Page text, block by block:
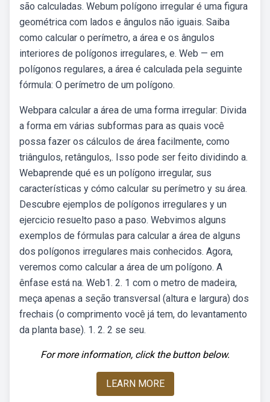
são calculadas. Webum polígono irregular é uma figura
geométrica com lados e ângulos não iguais. Saiba
como calcular o perímetro, a área e os ângulos
interiores de polígonos irregulares, e. Web — em
polígonos regulares, a área é calculada pela seguinte
fórmula: O perímetro de um polígono.
Webpara calcular a área de uma forma irregular: Divida
a forma em várias subformas para as quais você
possa fazer os cálculos de área facilmente, como
triângulos, retângulos,. Isso pode ser feito dividindo a.
Webaprende qué es un polígono irregular, sus
características y cómo calcular su perímetro y su área.
Descubre ejemplos de polígonos irregulares y un
ejercicio resuelto paso a paso. Webvimos alguns
exemplos de fórmulas para calcular a área de alguns
dos polígonos irregulares mais conhecidos. Agora,
veremos como calcular a área de um polígono. A
ênfase está na. Web1. 2. 1 com o metro de madeira,
meça apenas a seção transversal (altura e largura) dos
frechais (o comprimento você já tem, do levantamento
da planta base). 1. 2. 2 se seu.
For more information, click the button below.
LEARN MORE